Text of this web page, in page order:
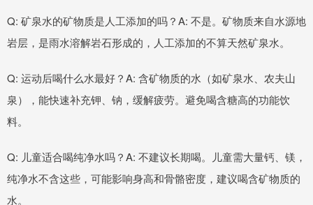
Q: 矿泉水的矿物质是人工添加的吗？A: 不是。矿物质来自水源地
岩层，是雨水溶解岩石形成的，人工添加的不算天然矿泉水。
Q: 运动后喝什么水最好？A: 含矿物质的水（如矿泉水、农夫山
泉），能快速补充钾、钠，缓解疲劳。避免喝含糖高的功能饮
料。
Q: 儿童适合喝纯净水吗？A: 不建议长期喝。儿童需大量钙、镁，
纯净水不含这些，可能影响身高和骨骼密度，建议喝含矿物质的
水。